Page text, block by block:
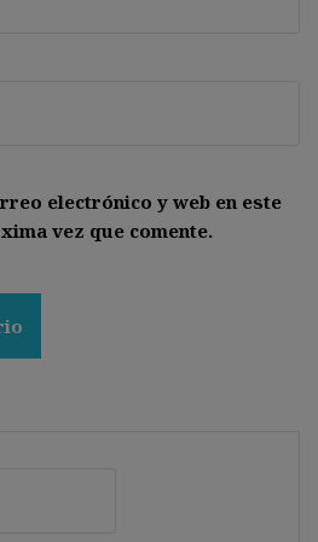
electrónico y web en este
vez que comente.